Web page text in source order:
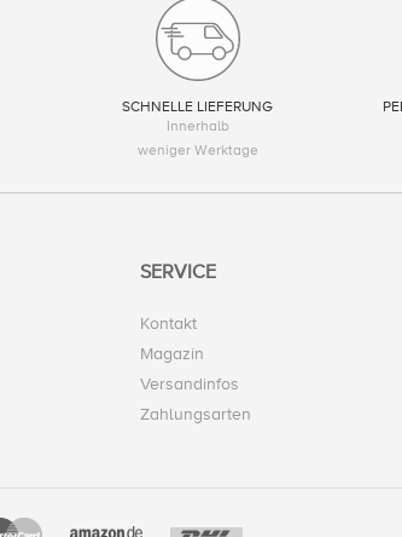
SCHNELLE LIEFERUNG
Innerhalb
weniger Werktage
SERVICE
Kontakt
Magazin
Versandinfos
Zahlungsarten